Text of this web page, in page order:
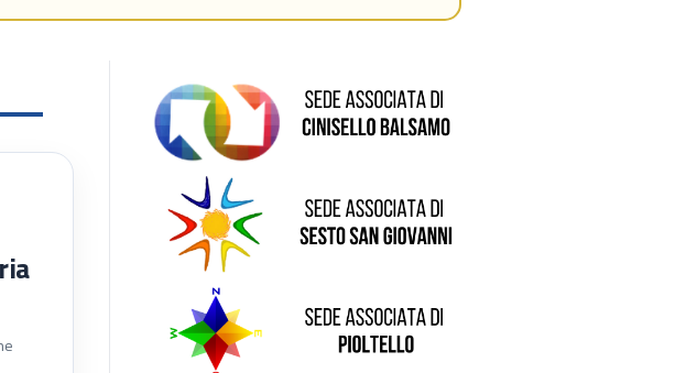
Sede di Sesto San Giovanni
Sede di Pioltello
Sede di Vaprio D'Adda